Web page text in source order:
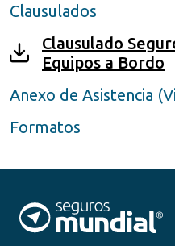
Clausulados
Clausulado
Equipos a Bordo
Anexo de Asistencia
Formatos